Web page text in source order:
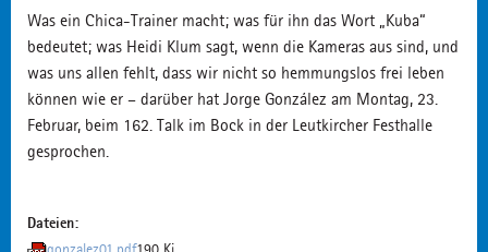
Was ein Chica-Trainer macht; was für ihn das Wort „Kuba“
bedeutet; was Heidi Klum sagt, wenn die Kameras aus sind, und
was uns allen fehlt, dass wir nicht so hemmungslos frei leben
können wie er – darüber hat Jorge González am Montag, 23.
Februar, beim 162. Talk im Bock in der Leutkircher Festhalle
gesprochen.
Dateien: